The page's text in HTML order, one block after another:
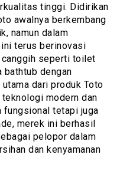
tinggi. Didirikan
awalnya berkembang
namun dalam
ini terus berinovasi
canggih seperti toilet
bathtub dengan
dari produk Toto
modern dan
fungsional tetapi juga
merek ini berhasil
pelopor dalam
dan kenyamanan